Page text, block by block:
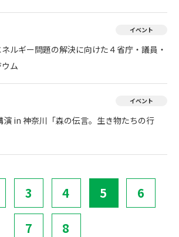
イベント
ネルギー問題の解決に向けた４省庁・議員・
ム
イベント
演 in 神奈川「森の伝言。生き物たちの行
3 4 5 6
7 8